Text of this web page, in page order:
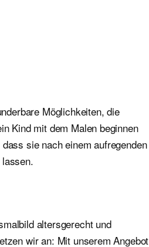
Möglichkeiten, die
Kind mit dem Malen beginnen
sie nach einem aufregenden
altersgerecht und
wir an: Mit unserem Angebot